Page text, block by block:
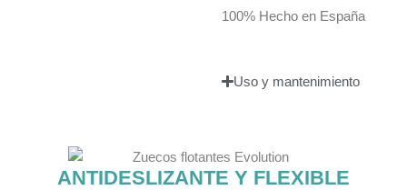
100% Hecho en España
Uso y mantenimiento
ANTIDESLIZANTE Y FLEXIBLE